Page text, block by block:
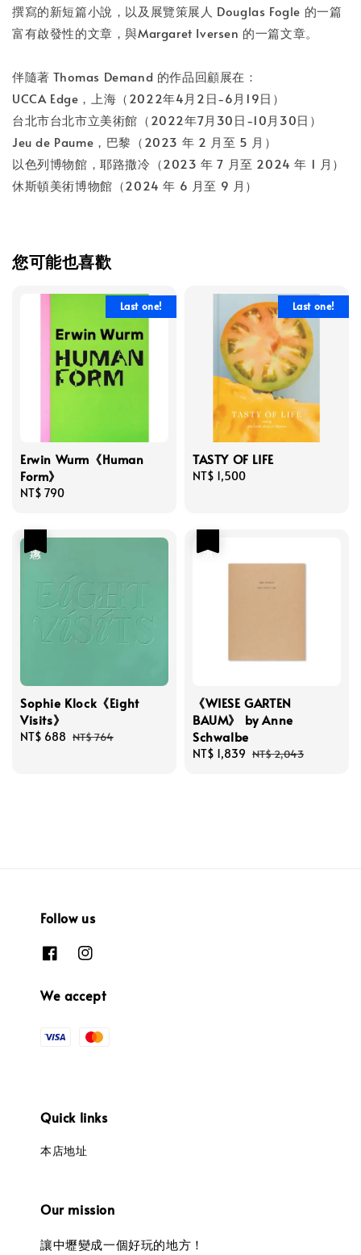
撰寫的新短篇小說，以及展覽策展人 Douglas Fogle 的一篇
富有啟發性的文章，與Margaret Iversen 的一篇文章。
伴隨著 Thomas Demand 的作品回顧展在：
UCCA Edge，上海（2022年4月2日-6月19日）
台北市台北市立美術館（2022年7月30日-10月30日）
Jeu de Paume，巴黎（2023 年 2 月至 5 月）
以色列博物館，耶路撒冷（2023 年 7 月至 2024 年 1 月）
休斯頓美術博物館（2024 年 6 月至 9 月）
您可能也喜歡
Last one!
Erwin Wurm《Human
Form》
Regular
NT$ 790
Last one!
TASTY OF LIFE
Regular
NT$ 1,500
Sophie Klock《Eight
Visits》
Sale
NT$ 688 Regular
NT$ 764
《WIESE GARTEN
BAUM》 by Anne
Schwalbe
Sale
NT$ 1,839 Regular
NT$ 2,043
Follow us
We accept
Quick links
本店地址
Our mission
讓中壢變成一個好玩的地方！